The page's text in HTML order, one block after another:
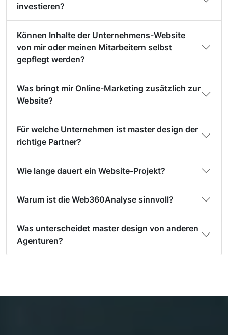
investieren?
Können Inhalte der Unternehmens-Website
von mir oder meinen Mitarbeitern selbst
gepflegt werden?
Was bringt mir Online-Marketing zusätzlich zur
Website?
Für welche Unternehmen ist master design der
richtige Partner?
Wie lange dauert ein Website-Projekt?
Warum ist die Web360Analyse sinnvoll?
Was unterscheidet master design von anderen
Agenturen?